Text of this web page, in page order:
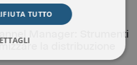
Manager: Strumenti
la distribuzione
TUTTO